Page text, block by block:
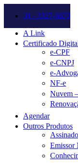
31 - 3327-6670
A Link
Certificado
e-CPF
e-CNPJ
e-
NF-e
Nuvem
Agendar
Outros Produtos
Emissor